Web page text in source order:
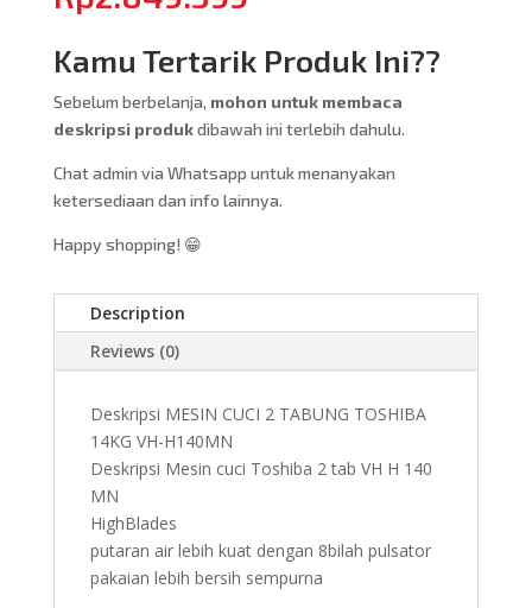
Kamu Tertarik Produk Ini??
Sebelum berbelanja, mohon untuk membaca
deskripsi produkdibawah ini terlebih dahulu.
Chat admin via Whatsapp untuk menanyakan
ketersediaan dan info lainnya.
Happy shopping! 😁
Description
Reviews (0)
Deskripsi MESIN CUCI 2 TABUNG TOSHIBA
14KG VH-H140MN
Deskripsi Mesin cuci Toshiba 2 tab VH H 140
MN
HighBlades
putaran air lebih kuat dengan 8bilah pulsator
pakaian lebih bersih sempurna